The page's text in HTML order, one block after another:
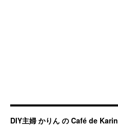
DIY主婦 かりん の Café de Karin